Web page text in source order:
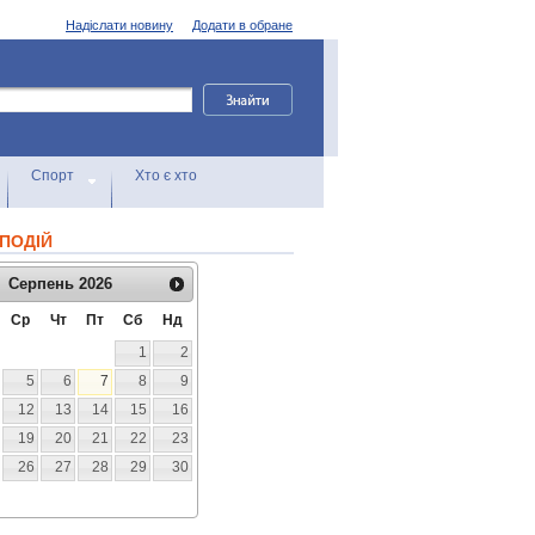
Додати в обране
Надіслати новину
Спорт Хто є хто
Серпень 2026
Ср Чт Пт Сб
Нд
1
2
5 6 7 8
9
12 13 14 15
16
19 20 21 22
23
26 27 28 29
30